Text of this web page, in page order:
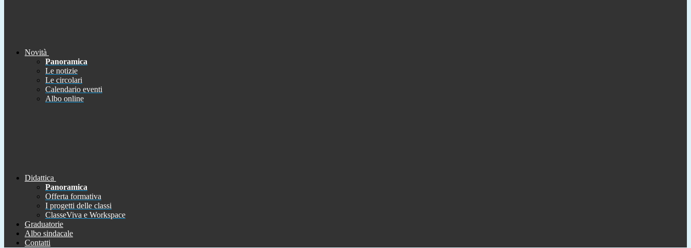
Novità
Panoramica
Le notizie
Le circolari
Calendario eventi
Albo online
Didattica
Panoramica
Offerta formativa
I progetti delle classi
ClasseViva e Workspace
Graduatorie
Albo sindacale
Contatti